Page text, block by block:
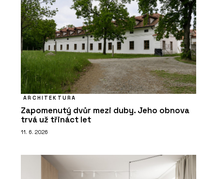
ARCHITEKTURA
Zapomenutý dvůr mezi duby. Jeho obnova
trvá už třináct let
11. 6. 2026